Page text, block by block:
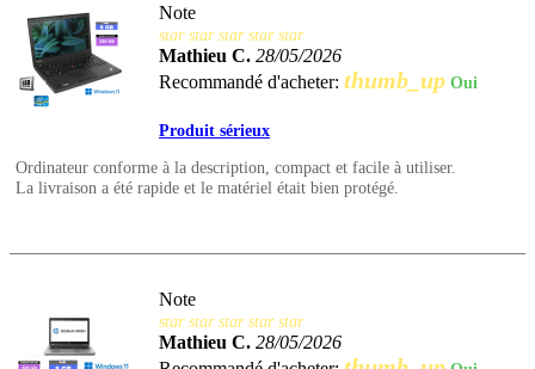
Note
star star star star star
Mathieu C. 28/05/2026
Recommandé d'acheter: thumb_up Oui
Produit sérieux
Ordinateur conforme à la description, compact et facile à utiliser.
La livraison a été rapide et le matériel était bien protégé.
Note
star star star star star
Mathieu C. 28/05/2026